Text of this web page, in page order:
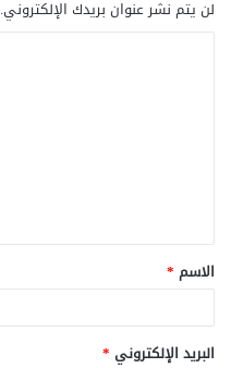
لن يتم نشر عنوان بريدك الإلكتروني.
ق
*
الاسم *
البريد الإلكتروني *